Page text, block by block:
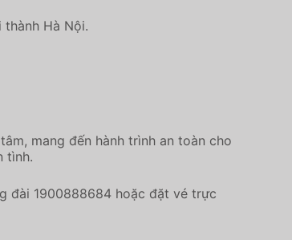
Hà Nội.
mang đến hành trình an toàn cho
tình.
đài 1900888684 hoặc đặt vé trực